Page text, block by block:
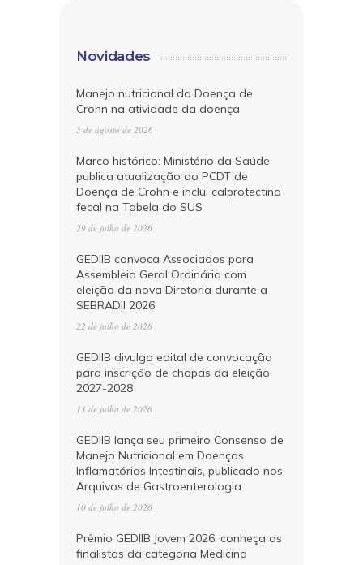
Novidades
Manejo nutricional da Doença de
Crohn na atividade da doença
5 de agosto de 2026
Marco histórico: Ministério da Saúde
publica atualização do PCDT de
Doença de Crohn e inclui calprotectina
fecal na Tabela do SUS
29 de julho de 2026
GEDIIB convoca Associados para
Assembleia Geral Ordinária com
eleição da nova Diretoria durante a
SEBRADII 2026
22 de julho de 2026
GEDIIB divulga edital de convocação
para inscrição de chapas da eleição
2027-2028
13 de julho de 2026
GEDIIB lança seu primeiro Consenso de
Manejo Nutricional em Doenças
Inflamatórias Intestinais, publicado nos
Arquivos de Gastroenterologia
10 de julho de 2026
Prêmio GEDIIB Jovem 2026: conheça os
finalistas da categoria Medicina